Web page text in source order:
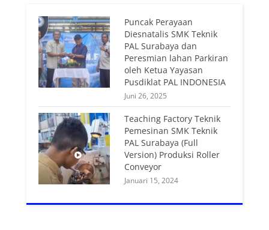
Puncak Perayaan
Diesnatalis SMK Teknik
PAL Surabaya dan
Peresmian lahan Parkiran
oleh Ketua Yayasan
Pusdiklat PAL INDONESIA
Juni 26, 2025
Teaching Factory Teknik
Pemesinan SMK Teknik
PAL Surabaya (Full
Version) Produksi Roller
Conveyor
Januari 15, 2024